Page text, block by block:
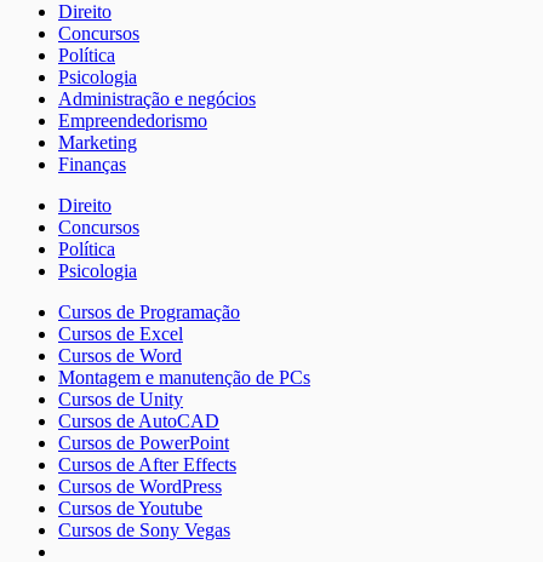
Direito
Concursos
Política
Psicologia
Administração e negócios
Empreendedorismo
Marketing
Finanças
Direito
Concursos
Política
Psicologia
Cursos de Programação
Cursos de Excel
Cursos de Word
Montagem e manutenção de PCs
Cursos de Unity
Cursos de AutoCAD
Cursos de PowerPoint
Cursos de After Effects
Cursos de WordPress
Cursos de Youtube
Cursos de Sony Vegas